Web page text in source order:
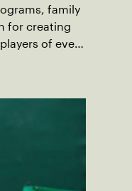
family
for creating
of every